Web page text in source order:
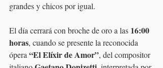
grandes y chicos por igual.
El día cerrará con broche de oro a las 16:00
horas, cuando se presente la reconocida
ópera “El Elíxir de Amor”, del compositor